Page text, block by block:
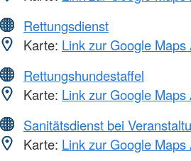
Rettungsdienst
Karte: Link zur Google Maps
Rettungshundestaffel
Karte: Link zur Google Maps
Sanitätsdienst bei
Karte: Link zur Google Maps